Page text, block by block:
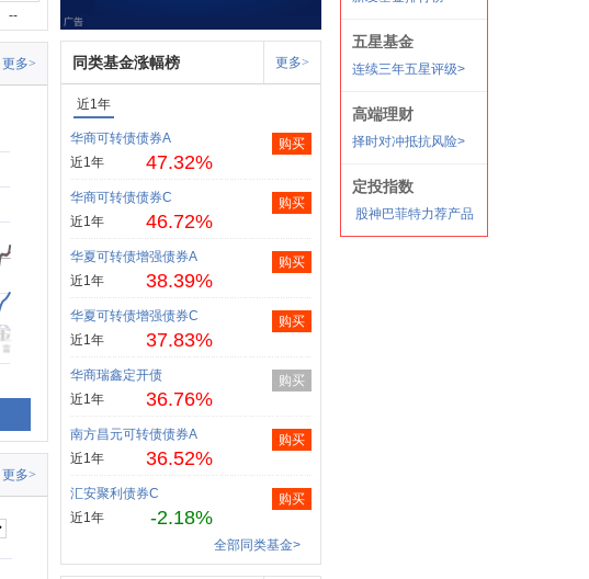
--
更多>
更多>
同类基金涨幅榜 更多>
近1年
华商可转债债券A
近1年
47.32%
购买
华商可转债债券C
近1年
46.72%
购买
华夏可转债增强债券A
近1年
38.39%
购买
华夏可转债增强债券C
近1年
37.83%
购买
华商瑞鑫定开债
近1年
36.76%
购买
南方昌元可转债债券A
近1年
36.52%
购买
汇安聚利债券C
近1年
-2.18%
购买
全部同类基金>